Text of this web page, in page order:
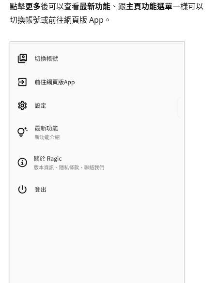
點擊更多後可以查看最新功能 、跟主頁功能選單一樣可以
切換帳號或前往網頁版 App。